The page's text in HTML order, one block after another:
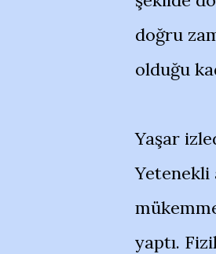
doğru
olduğu
Yaşar
Yetenekli
yaptı.